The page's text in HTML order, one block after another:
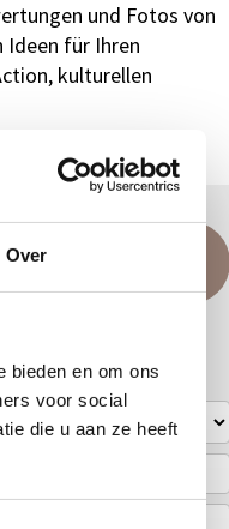
Over
bieden en om ons
voor social
die u aan ze heeft
und Fotos von
Ideen für Ihren
kulturellen